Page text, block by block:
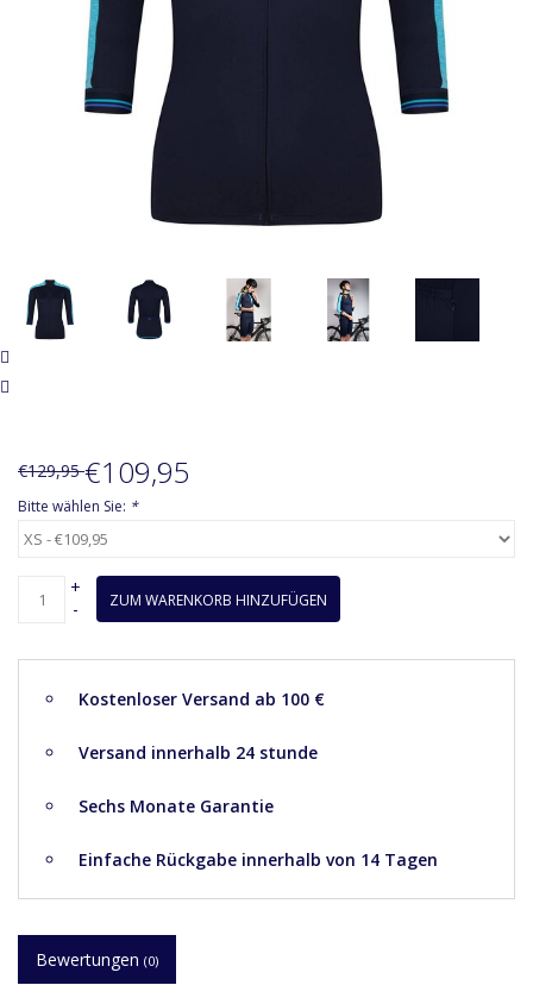
Über Susy
€129,95€109,95
Bitte wählen Sie: *
+
-
ZUM WARENKORB HINZUFÜGEN
Kostenloser Versand ab 100 €
Versand innerhalb 24 stunde
Sechs Monate Garantie
Einfache Rückgabe innerhalb von 14 Tagen
Bewertungen (0)